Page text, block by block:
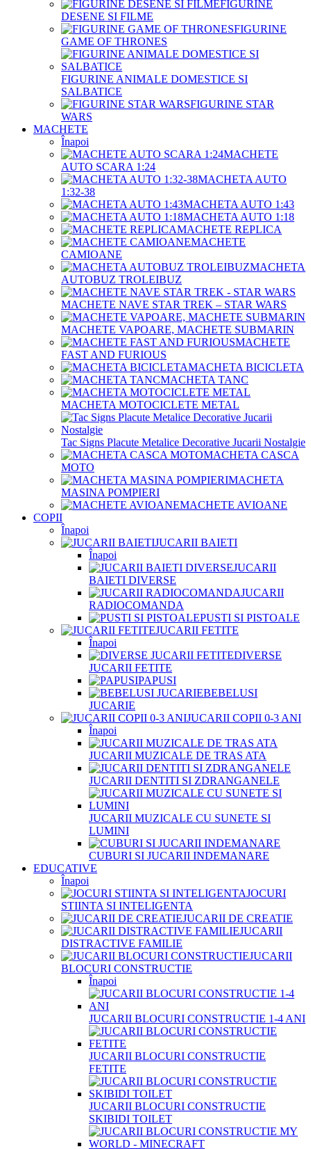
FIGURINE
DESENE SI FILME
FIGURINE
GAME OF THRONES
FIGURINE ANIMALE DOMESTICE SI
SALBATICE
FIGURINE STAR
WARS
MACHETE
Înapoi
MACHETE
AUTO SCARA 1:24
MACHETA AUTO
1:32-38
MACHETA AUTO 1:43
MACHETA AUTO 1:18
MACHETE REPLICA
MACHETE
CAMIOANE
MACHETA
AUTOBUZ TROLEIBUZ
MACHETE NAVE STAR TREK – STAR WARS
MACHETE VAPOARE, MACHETE SUBMARIN
MACHETE
FAST AND FURIOUS
MACHETA BICICLETA
MACHETA TANC
MACHETA MOTOCICLETE METAL
Tac Signs Placute Metalice Decorative Jucarii Nostalgie
MACHETA CASCA
MOTO
MACHETA
MASINA POMPIERI
MACHETE AVIOANE
COPII
Înapoi
JUCARII BAIETI
Înapoi
JUCARII
BAIETI DIVERSE
JUCARII
RADIOCOMANDA
PUSTI SI PISTOALE
JUCARII FETITE
Înapoi
DIVERSE
JUCARII FETITE
PAPUSI
BEBELUSI
JUCARIE
JUCARII COPII 0-3 ANI
Înapoi
JUCARII MUZICALE DE TRAS ATA
JUCARII DENTITI SI ZDRANGANELE
JUCARII MUZICALE CU SUNETE SI
LUMINI
CUBURI SI JUCARII INDEMANARE
EDUCATIVE
Înapoi
JOCURI
STIINTA SI INTELIGENTA
JUCARII DE CREATIE
JUCARII
DISTRACTIVE FAMILIE
JUCARII
BLOCURI CONSTRUCTIE
Înapoi
JUCARII BLOCURI CONSTRUCTIE 1-4 ANI
JUCARII BLOCURI CONSTRUCTIE
FETITE
JUCARII BLOCURI CONSTRUCTIE
SKIBIDI TOILET